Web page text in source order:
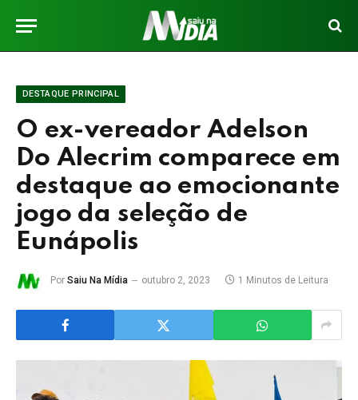
DESTAQUE PRINCIPAL
O ex-vereador Adelson
Do Alecrim comparece em
destaque ao emocionante
jogo da seleção de
Eunápolis
Por Saiu Na Mídia outubro 2, 2023 1 Minutos de Leitura